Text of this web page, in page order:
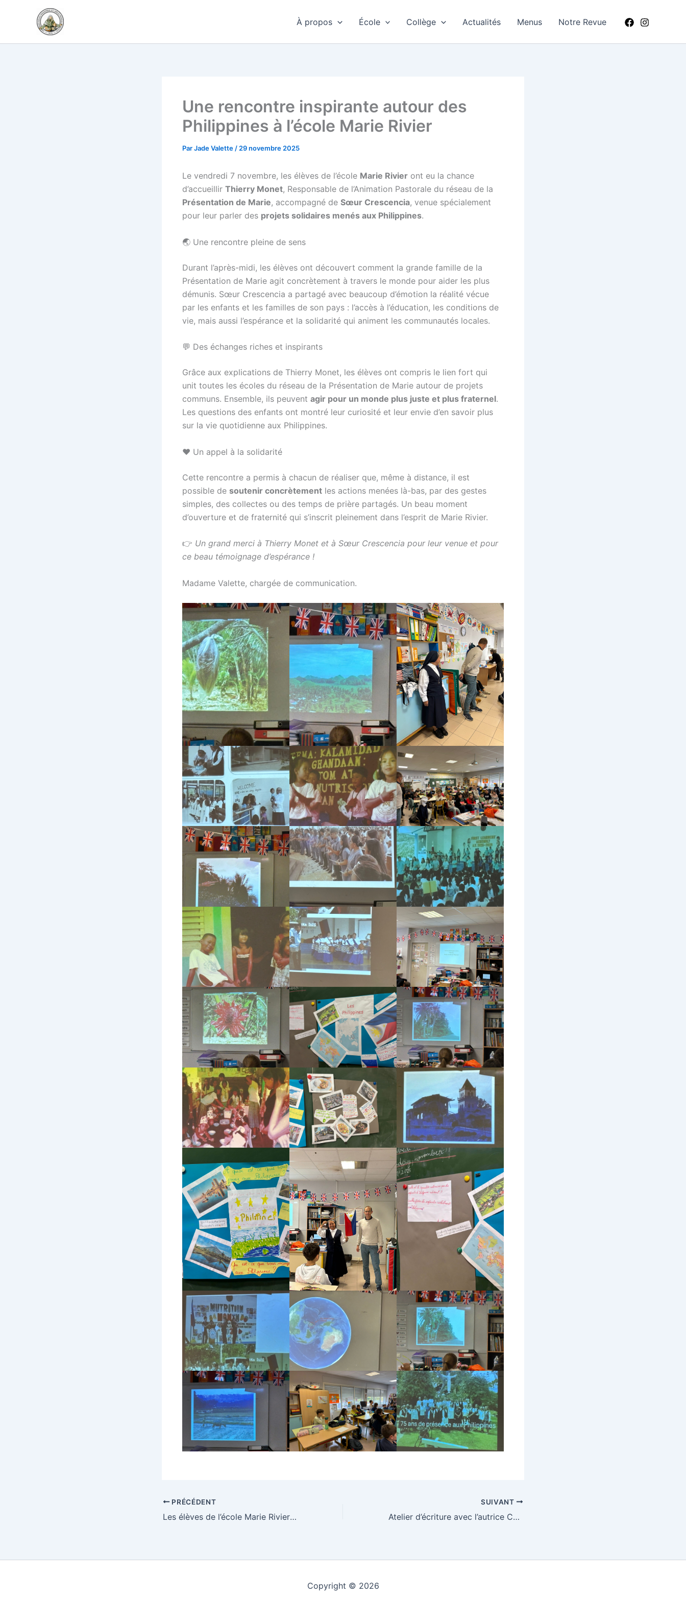
À propos École Collège Actualités Menus Notre Revue
Une rencontre inspirante autour des
Philippines à l’école Marie Rivier
ParJade Valette / 29 novembre 2025
Le vendredi 7 novembre, les élèves de l’école Marie Rivier ont eu la chance
d’accueillir Thierry Monet, Responsable de l’Animation Pastorale du réseau de la
Présentation de Marie, accompagné de Sœur Crescencia, venue spécialement
pour leur parler des projets solidaires menés aux Philippines.
🌏 Une rencontre pleine de sens
Durant l’après-midi, les élèves ont découvert comment la grande famille de la
Présentation de Marie agit concrètement à travers le monde pour aider les plus
démunis. Sœur Crescencia a partagé avec beaucoup d’émotion la réalité vécue
par les enfants et les familles de son pays : l’accès à l’éducation, les conditions de
vie, mais aussi l’espérance et la solidarité qui animent les communautés locales.
💬 Des échanges riches et inspirants
Grâce aux explications de Thierry Monet, les élèves ont compris le lien fort qui
unit toutes les écoles du réseau de la Présentation de Marie autour de projets
communs. Ensemble, ils peuvent agir pour un monde plus juste et plus fraternel.
Les questions des enfants ont montré leur curiosité et leur envie d’en savoir plus
sur la vie quotidienne aux Philippines.
❤️ Un appel à la solidarité
Cette rencontre a permis à chacun de réaliser que, même à distance, il est
possible de soutenir concrètement les actions menées là-bas, par des gestes
simples, des collectes ou des temps de prière partagés. Un beau moment
d’ouverture et de fraternité qui s’inscrit pleinement dans l’esprit de Marie Rivier.
👉 Un grand merci à Thierry Monet et à Sœur Crescencia pour leur venue et pour
ce beau témoignage d’espérance !
Madame Valette, chargée de communication.
PRÉCÉDENT
Les élèves de l’école Marie Rivier honorent la mémoire lors de la cérémonie du 11 novembre à Sorgues
SUIVANT
Atelier d’écriture avec l’autrice Calouan : Une expérience créative au collège
Copyright © 2026